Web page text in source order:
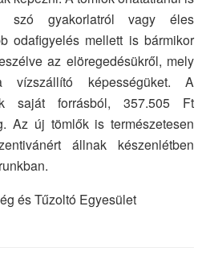
szó gyakorlatról vagy éles
odafigyelés mellett is bármikor
az elöregedésükről, mely
vízszállító képességüket. A
saját forrásból, 357.505 Ft
Az új tömlők is természetesen
állnak készenlétben
és Tűzoltó Egyesület